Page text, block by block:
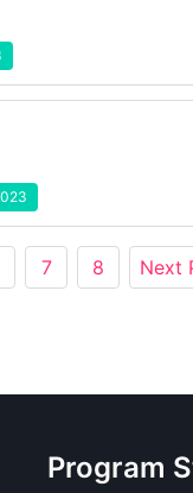
7 8 Next
Program